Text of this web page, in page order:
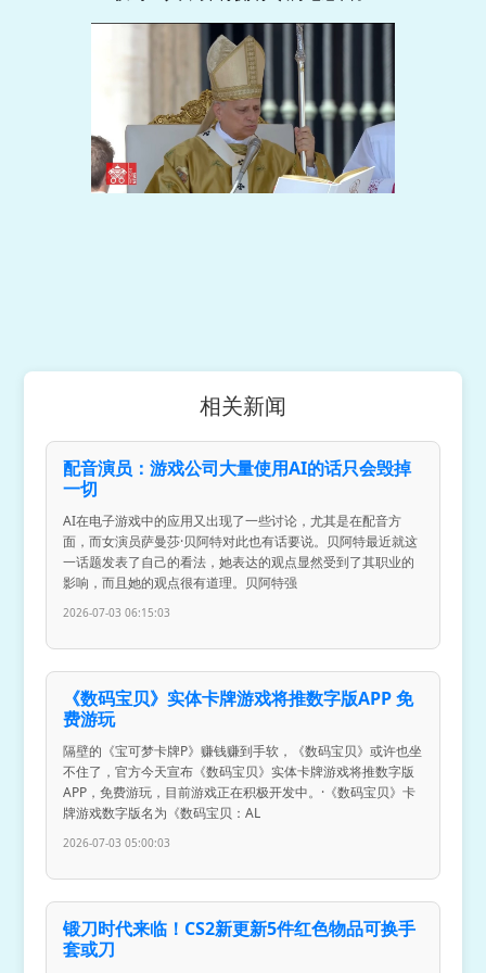
相关新闻
配音演员：游戏公司大量使用AI的话只会毁掉
一切
AI在电子游戏中的应用又出现了一些讨论，尤其是在配音方
面，而女演员萨曼莎·贝阿特对此也有话要说。贝阿特最近就这
一话题发表了自己的看法，她表达的观点显然受到了其职业的
影响，而且她的观点很有道理。贝阿特强
2026-07-03 06:15:03
《数码宝贝》实体卡牌游戏将推数字版APP 免
费游玩
隔壁的《宝可梦卡牌P》赚钱赚到手软，《数码宝贝》或许也坐
不住了，官方今天宣布《数码宝贝》实体卡牌游戏将推数字版
APP，免费游玩，目前游戏正在积极开发中。·《数码宝贝》卡
牌游戏数字版名为《数码宝贝：AL
2026-07-03 05:00:03
锻刀时代来临！CS2新更新5件红色物品可换手
套或刀